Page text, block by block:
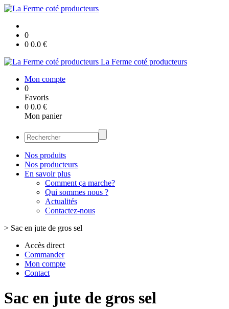
0
0 0.0 €
La Ferme coté producteurs
Mon compte
0
Favoris
0 0.0 €
Mon panier
Nos produits
Nos producteurs
En savoir plus
Comment ça marche?
Qui sommes nous ?
Actualités
Contactez-nous
> Sac en jute de gros sel
Accès direct
Commander
Mon compte
Contact
Sac en jute de gros sel